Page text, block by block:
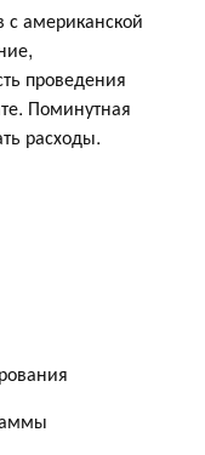
с американской
проведения
Поминутная
расходы.